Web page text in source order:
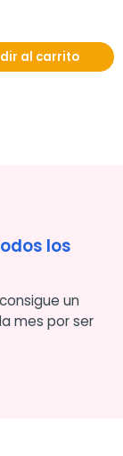
al carrito
los
un
mes por ser